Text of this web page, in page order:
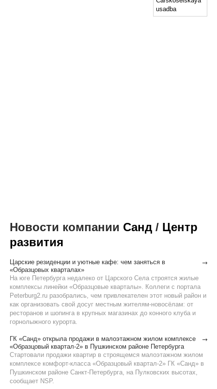
Новости компании Санд / Центр
развития
Царские резиденции и уютные кафе: чем заняться в
«Образцовых кварталах»
На юге Петербурга недалеко от Царского Села строятся жилые
комплексы линейки «Образцовые кварталы». Коллеги с портала
Peterburg2.ru разобрались, чем привлекателен этот новый район и
как организовать свой досуг местным жителям-новосёлам: от
ресторанов и шопинга в крупных магазинах до конного клуба и
горнолыжного курорта.
ГК «Санд» открыла продажи в малоэтажном жилом комплексе
«Образцовый квартал-2» в Пушкинском районе Петербурга
Стартовали продажи квартир в строящемся малоэтажном жилом
комплексе комфорт-класса «Образцовый квартал-2» ГК «Санд» в
Пушкинском районе Санкт-Петербурга, на Пулковских высотах,
сообщает NSP.